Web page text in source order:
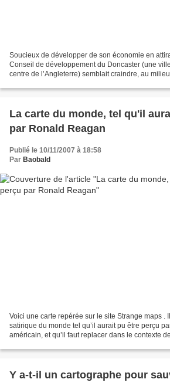
Soucieux de développer de son économie en
Conseil de développement du Doncaster (une
centre de l’Angleterre) semblait craindre, au
La carte du monde, tel qu'il
par Ronald Reagan
Publié le 10/11/2007 à 18:58
Par Baobald
Voici une carte repérée sur le site Strange maps .
satirique du monde tel qu’il aurait pu être perçu
américain, et qu’il faut replacer dans le contexte
Y a-t-il un cartographe pour